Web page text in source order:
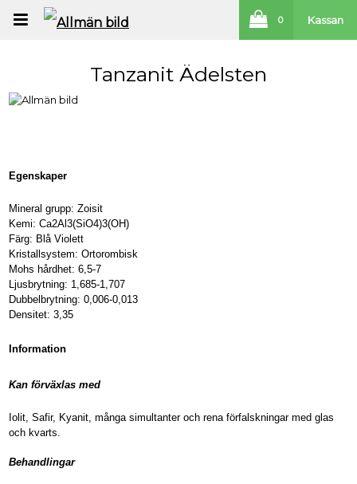
0 Kassan
Tanzanit Ädelsten
Egenskaper
Mineral grupp: Zoisit
Kemi: Ca2Al3(SiO4)3(OH)
Färg: Blå Violett
Kristallsystem: Ortorombisk
Mohs hårdhet: 6,5-7
Ljusbrytning: 1,685-1,707
Dubbelbrytning: 0,006-0,013
Densitet: 3,35
Information
Kan förväxlas med
Iolit, Safir, Kyanit, många simultanter och rena förfalskningar med glas
och kvarts.
Behandlingar